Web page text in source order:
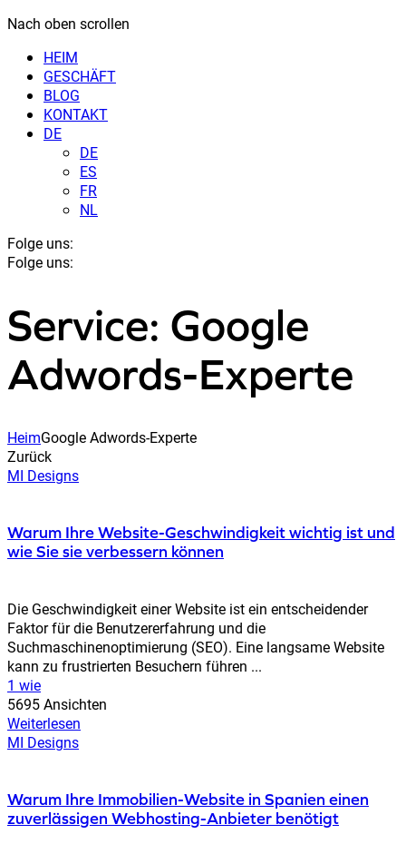
Nach oben scrollen
HEIM
GESCHÄFT
BLOG
KONTAKT
DE
DE
ES
FR
NL
Folge uns:
Folge uns:
Service: Google
Adwords-Experte
HeimGoogle Adwords-Experte
Zurück
MI Designs
Warum Ihre Website-Geschwindigkeit wichtig ist und
wie Sie sie verbessern können
Die Geschwindigkeit einer Website ist ein entscheidender
Faktor für die Benutzererfahrung und die
Suchmaschinenoptimierung (SEO). Eine langsame Website
kann zu frustrierten Besuchern führen ...
1 wie
5695 Ansichten
Weiterlesen
MI Designs
Warum Ihre Immobilien-Website in Spanien einen
zuverlässigen Webhosting-Anbieter benötigt